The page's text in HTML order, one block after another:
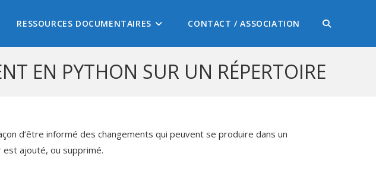
RESSOURCES DOCUMENTAIRES CONTACT / ASSOCIATION
EN PYTHON SUR UN RÉPERTOIRE
d’être informé des changements qui peuvent se produire dans un
ajouté, ou supprimé.